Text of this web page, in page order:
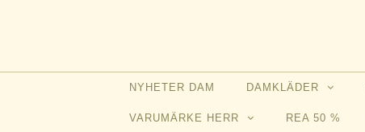
NYHETER DAM DAMKLÄDER
VARUMÄRKE HERR REA 50 %